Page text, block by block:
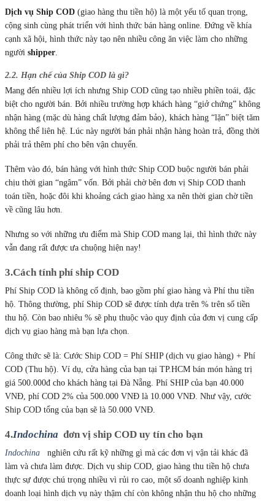
Dịch vụ Ship COD (giao hàng thu tiền hộ) là một yếu tố quan trọng,
cộng sinh cùng phát triển với hình thức bán hàng online. Đứng về khía
cạnh xã hội, hình thức này tạo nên nhiều công ăn việc làm cho những
người shipper
2.2. Hạn chế của Ship COD là gì?
Mang đến nhiều lợi ích nhưng Ship COD cũng tạo nhiều phiền toái, đặc
biệt cho người bán. Bởi nhiều trường hợp khách hàng “giở chứng” không
nhận hàng (mặc dù hàng chất lượng đảm bảo), khách hàng “lặn” biệt tăm
không thể liên hệ. Lúc này người bán phải nhận hàng hoàn trả, đồng thời
phải trả thêm phí cho bên vận chuyển.
Thêm vào đó, bán hàng với hình thức Ship COD buộc người bán phải
chịu thời gian “ngâm” vốn. Bởi phải chờ bên đơn vị Ship COD thanh
toán tiền, hoặc đôi khi khoảng cách giao hàng xa nên thời gian chờ tiền
về cũng lâu hơn.
Nhưng so với những ưu điểm mà Ship COD mang lại, thì hình thức này
vẫn đang rất được ưa chuộng hiện nay!
3.Cách tính phí ship COD
Phí Ship COD là không cố định, bao gồm phí giao hàng và Phí thu tiền
hộ. Thông thường, phí Ship COD sẽ được tính dựa trên % trên số tiền
thu hộ. Còn bao nhiêu % sẽ phụ thuộc vào quy định của đơn vị cung cấp
dịch vụ giao hàng mà bạn lựa chọn.
Công thức sẽ là: Cước Ship COD = Phí SHIP (dịch vụ giao hàng) + Phí
COD (Thu hộ). Ví dụ, cửa hàng của bạn tại TP.HCM bán món hàng trị
giá 500.000đ cho khách hàng tại Đà Nẵng. Phí SHIP của bạn 40.000
VNĐ, phí COD 2% của 500.000 VNĐ là 10.000 VNĐ. Như vậy, cước
Ship COD tổng của bạn sẽ là 50.000 VNĐ.
4.Indochina đơn vị ship COD uy tín cho bạn
Indochina
nghiên cứu rất kỹ những gì mà các đơn vị vận tải khác đã
làm và chưa làm được. Dịch vụ ship COD, giao hàng thu tiền hộ chưa
thực sự được chú trọng nhiều vì rủi ro cao, một số doanh nghiệp kinh
doanh loại hình dịch vụ này thậm chí còn không nhận thu hộ cho những